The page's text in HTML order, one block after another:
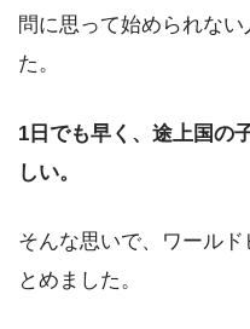
問に思って始められな
た。
1日でも早く、途上国の
しい。
そんな思いで、ワール
とめました。